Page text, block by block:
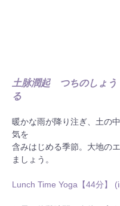
土脉潤起　つちのしょ
る
暖かな雨が降り注ぎ、土の
気を
含みはじめる季節。大地の
ましょう。
Lunch Time Yoga【44分】 (